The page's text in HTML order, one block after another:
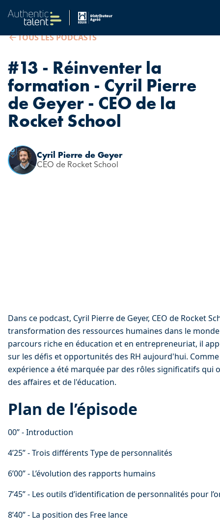
TOUS LES PODCASTS
#13 - Réinventer la
formation - Cyril Pierre
de Geyer - CEO de la
Rocket School
Cyril Pierre de Geyer
CEO de Rocket School
Dans ce podcast, Cyril Pierre de Geyer, CEO de Rocket
transformation des ressources humaines dans le
parcours riche en éducation et en entrepreneuriat, il
sur les défis et opportunités des RH aujourd'hui.
expérience a été marquée par des rôles significatifs qui
des affaires et de l'éducation.
Plan de l’épisode
00” - Introduction
4’25” - Trois différents Type de personnalités
6’00” - L’évolution des rapports humains
7’45” - Les outils d’identification de personnalités pour
8’40” - La position des Free lance